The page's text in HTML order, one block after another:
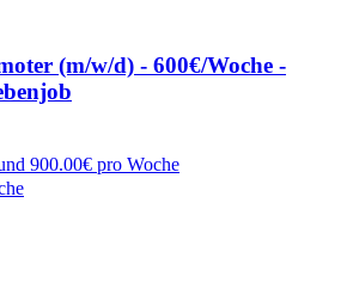
(m/w/d) - 600€/Woche -
900.00€ pro Woche